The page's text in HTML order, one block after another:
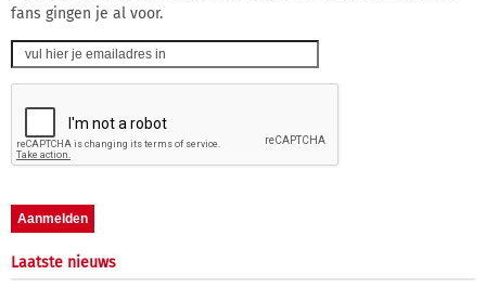
fans gingen je al voor.
Laatste nieuws